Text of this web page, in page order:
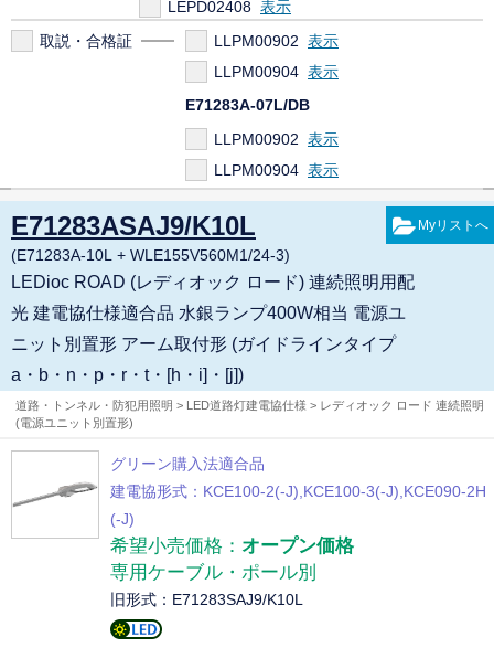
LEPD02408
取説・合格証
LLPM00902
LLPM00904
E71283A-07L/DB
LLPM00902
LLPM00904
WLE155V530M1/24-3
LEPM00562
E71283ASAJ9/K10L
(E71283A-10L + WLE155V560M1/24-3)
LEDioc ROAD (レディオック ロード) 連続照明用配
光 建電協仕様適合品 水銀ランプ400W相当 電源ユ
ニット別置形 アーム取付形 (ガイドラインタイプ
a・b・n・p・r・t・[h・i]・[j])
道路・トンネル・防犯用照明 > LED道路灯建電協仕様 > レディオック ロード 連続照明
(電源ユニット別置形)
グリーン購入法適合品
建電協形式：KCE100-2(-J),KCE100-3(-J),KCE090-2H
(-J)
希望小売価格： オープン価格
専用ケーブル・ポール別
旧形式：E71283SAJ9/K10L